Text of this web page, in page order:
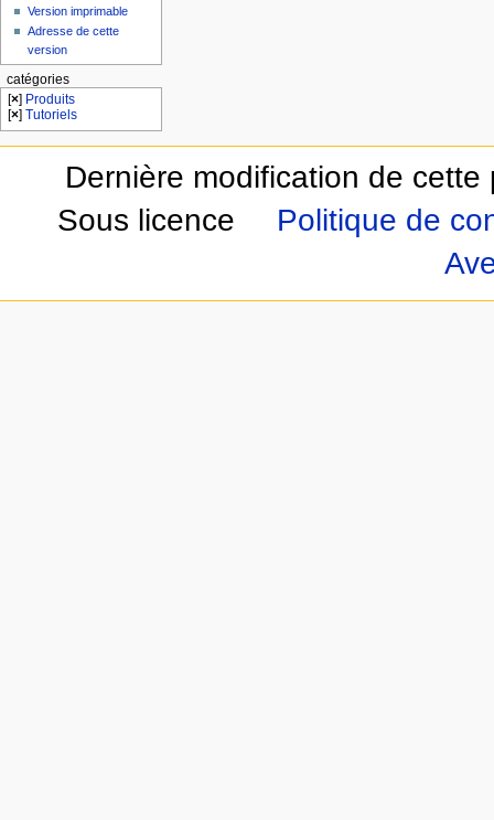
Version imprimable
Adresse de cette
version
catégories
[×] Produits
[×]Tutoriels
Dernière modification de
Sous licence
Politique de